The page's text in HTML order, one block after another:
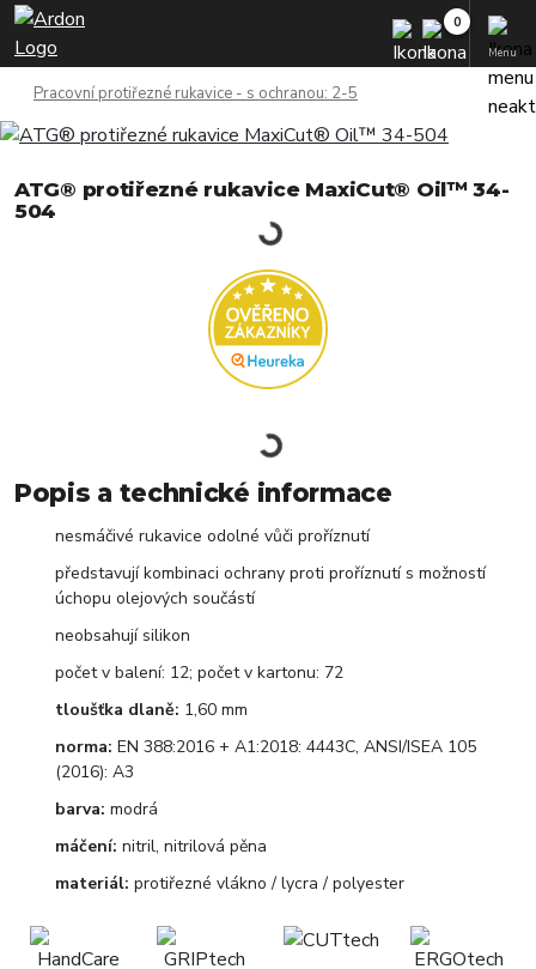
Menu
Pracovní protiřezné rukavice - s ochranou: 2-5
ATG® protiřezné rukavice MaxiCut® Oil™ 34-
504
Popis a technické informace
nesmáčivé rukavice odolné vůči proříznutí
představují kombinaci ochrany proti proříznutí s možností
úchopu olejových součástí
neobsahují silikon
počet v balení: 12; počet v kartonu: 72
tloušťka dlaně: 1,60 mm
norma: EN 388:2016 + A1:2018: 4443C, ANSI/ISEA 105
(2016): A3
barva: modrá
máčení: nitril, nitrilová pěna
materiál: protiřezné vlákno / lycra / polyester